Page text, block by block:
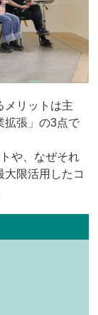
メリットは主
拡張」の3点で
や、なぜそれ
大限活用したコ